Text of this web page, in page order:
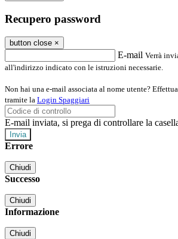
Recupero password
button close ×
E-mail Verrà
all'indirizzo indicato con le istruzioni necessarie.
Non hai una e-mail associata al nome utente?
tramite la Login Spaggiari
E-mail inviata, si prega di controllare la
Errore
Chiudi
Successo
Chiudi
Informazione
Chiudi